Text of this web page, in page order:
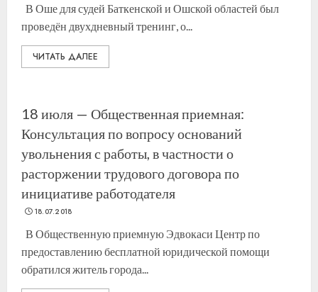
В Оше для судей Баткенской и Ошской областей был
проведён двухдневный тренинг, о...
ЧИТАТЬ ДАЛЕЕ
18 июля — Общественная приемная:
Консультация по вопросу оснований
увольнения с работы, в частности о
расторжении трудового договора по
инициативе работодателя
18.07.2018
В Общественную приемную Эдвокаси Центр по
предоставлению бесплатной юридической помощи
обратился житель города...